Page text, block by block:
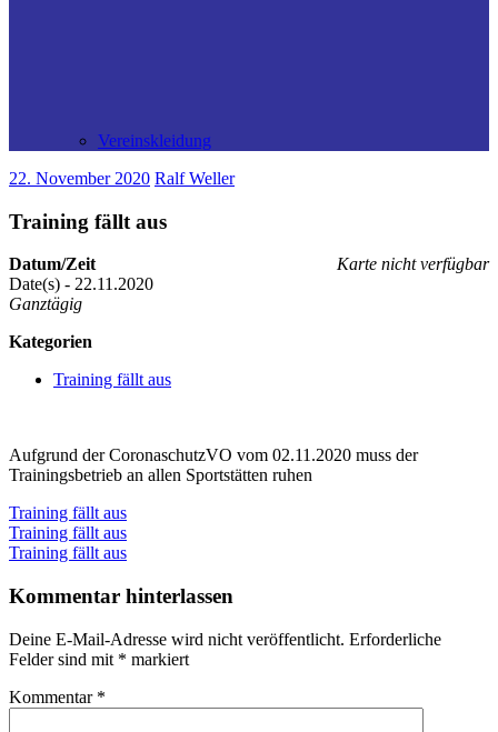
Vereinskleidung
22. November 2020 Ralf Weller
Training fällt aus
Karte nicht verfügbar
Datum/Zeit
Date(s) - 22.11.2020
Ganztägig
Kategorien
Training fällt aus
Aufgrund der CoronaschutzVO vom 02.11.2020 muss der
Trainingsbetrieb an allen Sportstätten ruhen
Training fällt aus
Beitragsnavigation
Vorheriger
Beitrag:
Training fällt aus
Nächster
Training fällt aus
Kommentar hinterlassen
Deine E-Mail-Adresse wird nicht veröffentlicht. Erforderliche
Felder sind mit * markiert
Kommentar *